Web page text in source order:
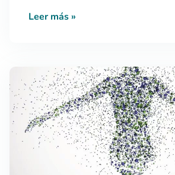
Leer más »